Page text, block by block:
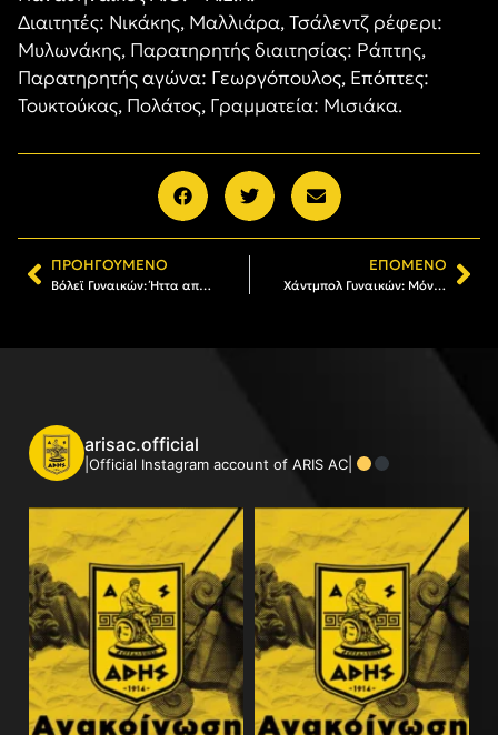
Διαιτητές: Νικάκης, Μαλλιάρα, Τσάλεντζ ρέφερι:
Μυλωνάκης, Παρατηρητής διαιτησίας: Ράπτης,
Παρατηρητής αγώνα: Γεωργόπουλος, Επόπτες:
Τουκτούκας, Πολάτος, Γραμματεία: Μισιάκα.
ΠΡΟΗΓΟΎΜΕΝΟ
Βόλεϊ Γυναικών: Ήττα από τον ΠΑΟΚ στο Κύπελλο
ΕΠΌΜΕΝΟ
Χάντμπολ Γυναικών: Mόνο νίκη με Ορφέα Κατερίνης πριν το ντέρμπι
arisac.official
|Official Instagram account of ARIS AC|